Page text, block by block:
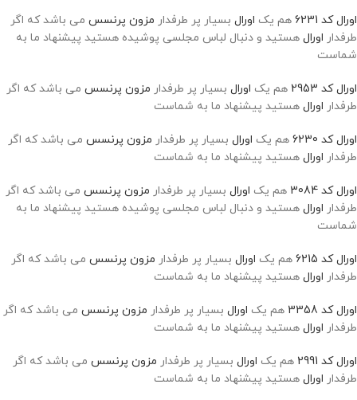
اورال کد 6231 هم یک اورال بسیار پر طرفدار مزون پرنسس می باشد که اگر
طرفدار اورال هستید و دنبال لباس مجلسی پوشیده هستید پیشنهاد ما به
شماست
اورال کد 2953 هم یک اورال بسیار پر طرفدار مزون پرنسس می باشد که اگر
طرفدار اورال هستید پیشنهاد ما به شماست
اورال کد 6230 هم یک اورال بسیار پر طرفدار مزون پرنسس می باشد که اگر
طرفدار اورال هستید پیشنهاد ما به شماست
اورال کد 3084 هم یک اورال بسیار پر طرفدار مزون پرنسس می باشد که اگر
طرفدار اورال هستید و دنبال لباس مجلسی پوشیده هستید پیشنهاد ما به
شماست
اورال کد 6215 هم یک اورال بسیار پر طرفدار مزون پرنسس می باشد که اگر
طرفدار اورال هستید پیشنهاد ما به شماست
اورال کد 3358 هم یک اورال بسیار پر طرفدار مزون پرنسس می باشد که اگر
طرفدار اورال هستید پیشنهاد ما به شماست
اورال کد 2991 هم یک اورال بسیار پر طرفدار مزون پرنسس می باشد که اگر
طرفدار اورال هستید پیشنهاد ما به شماست